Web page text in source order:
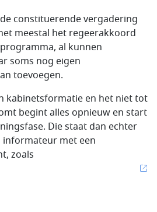
constituerende vergadering
meestal het regeerakkoord
al kunnen
soms nog eigen
toevoegen.
kabinetsformatie en het niet tot
begint alles opnieuw en start
Die staat dan echter
informateur met een
zoals